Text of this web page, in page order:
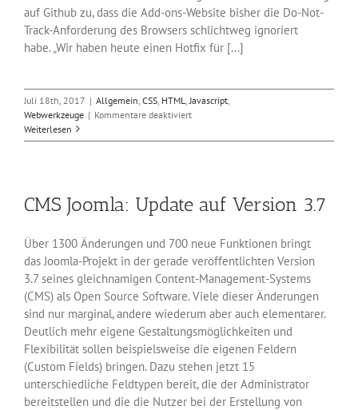
auf Github zu, dass die Add-ons-Website bisher die Do-Not-
Track-Anforderung des Browsers schlichtweg ignoriert
habe. „Wir haben heute einen Hotfix für [...]
Juli 18th, 2017 | Allgemein CSS HTML Javascript
Webwerkzeuge | Kommentare deaktiviertfür
Browser
mit
Google
Weiterlesen
CMS Joomla: Update auf Version 3.7
Über 1300 Änderungen und 700 neue Funktionen bringt
das Joomla-Projekt in der gerade veröffentlichten Version
3.7 seines gleichnamigen Content-Management-Systems
(CMS) als Open Source Software. Viele dieser Änderungen
sind nur marginal, andere wiederum aber auch elementarer.
Deutlich mehr eigene Gestaltungsmöglichkeiten und
Flexibilität sollen beispielsweise die eigenen Feldern
(Custom Fields) bringen. Dazu stehen jetzt 15
unterschiedliche Feldtypen bereit, die der Administrator
bereitstellen und die die Nutzer bei der Erstellung von